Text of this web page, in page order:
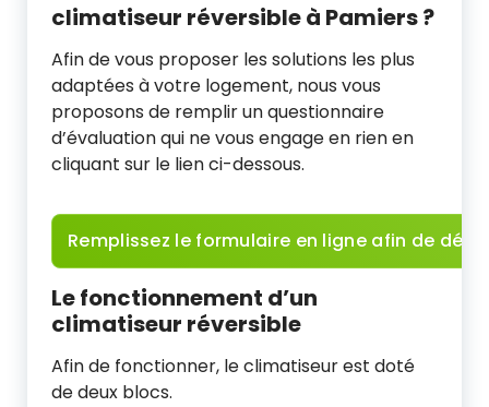
climatiseur réversible à Pamiers ?
Afin de vous proposer les solutions les plus
adaptées à votre logement, nous vous
proposons de remplir un questionnaire
d’évaluation qui ne vous engage en rien en
cliquant sur le lien ci-dessous.
Remplissez le formulaire en ligne afin de
Le fonctionnement d’un
climatiseur réversible
Afin de fonctionner, le climatiseur est doté
de deux blocs.